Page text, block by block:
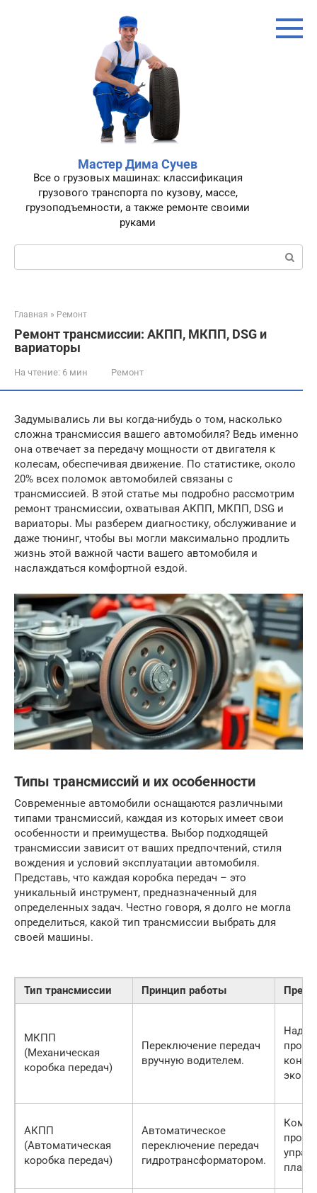
Мастер Дима Сучев
Все о грузовых машинах: классификация
грузового транспорта по кузову, массе,
грузоподъемности, а также ремонте своими
руками
Поиск:
Главная » Ремонт
Ремонт трансмиссии: АКПП, МКПП, DSG и
вариаторы
На чтение: 6 мин Ремонт
Задумывались ли вы когда-нибудь о том, насколько
сложна трансмиссия вашего автомобиля? Ведь именно
она отвечает за передачу мощности от двигателя к
колесам, обеспечивая движение. По статистике, около
20% всех поломок автомобилей связаны с
трансмиссией. В этой статье мы подробно рассмотрим
ремонт трансмиссии, охватывая АКПП, МКПП, DSG и
вариаторы. Мы разберем диагностику, обслуживание и
даже тюнинг, чтобы вы могли максимально продлить
жизнь этой важной части вашего автомобиля и
наслаждаться комфортной ездой.
Типы трансмиссий и их особенности
Современные автомобили оснащаются различными
типами трансмиссий, каждая из которых имеет свои
особенности и преимущества. Выбор подходящей
трансмиссии зависит от ваших предпочтений, стиля
вождения и условий эксплуатации автомобиля.
Представь, что каждая коробка передач – это
уникальный инструмент, предназначенный для
определенных задач. Честно говоря, я долго не могла
определиться, какой тип трансмиссии выбрать для
своей машины.
Тип трансмиссии Принцип работы
МКПП
(Механическая
коробка передач)
Переключение передач
вручную водителем.
АКПП
(Автоматическая
коробка передач)
Автоматическое
переключение передач
гидротрансформатором.